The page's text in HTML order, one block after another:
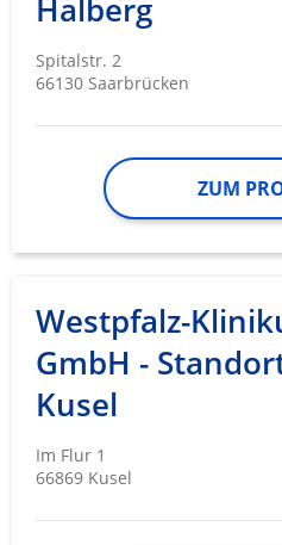
Halberg
Spitalstr. 2
66130 Saarbrücken
ZUM
Westpfalz-
GmbH -
Kusel
Im Flur 1
66869 Kusel
Werbung